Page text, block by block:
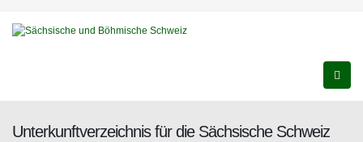
Unterkunftverzeichnis für die Sächsische Schweiz